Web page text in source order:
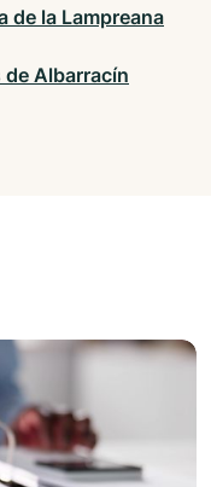
de la Lampreana
de Albarracín